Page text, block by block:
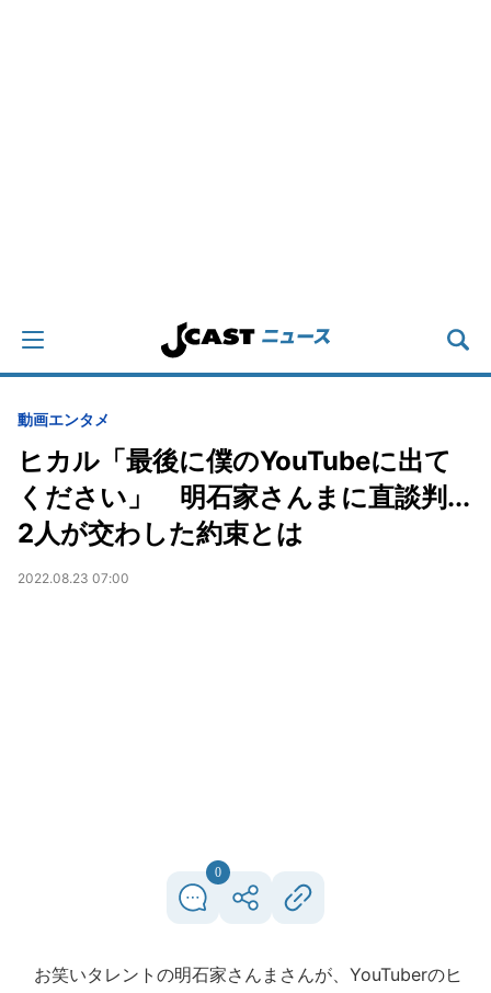
動画エンタメ
ヒカル「最後に僕のYouTubeに出て
ください」 明石家さんまに直談判...
2人が交わした約束とは
2022.08.23 07:00
0
お笑いタレントの明石家さんまさんが、YouTuberのヒ